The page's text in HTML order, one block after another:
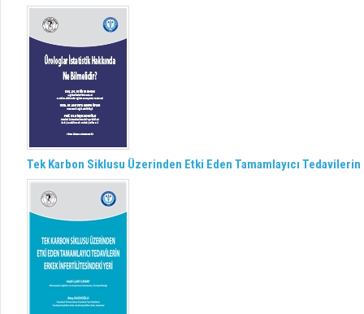
Tek Karbon Siklusu Üzerinden Etki Eden Tamamlayıcı